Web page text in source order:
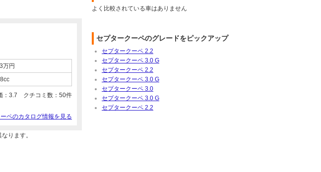
万円
3.7 クチコミ数： 50件
ペのカタログ情報を見る
ります。
よく比較されている車はありません
セプタークーペのグレードをピックアップ
セプタークーペ 2.2
セプタークーペ 3.0 G
セプタークーペ 2.2
セプタークーペ 3.0 G
セプタークーペ 3.0
セプタークーペ 3.0 G
セプタークーペ 2.2